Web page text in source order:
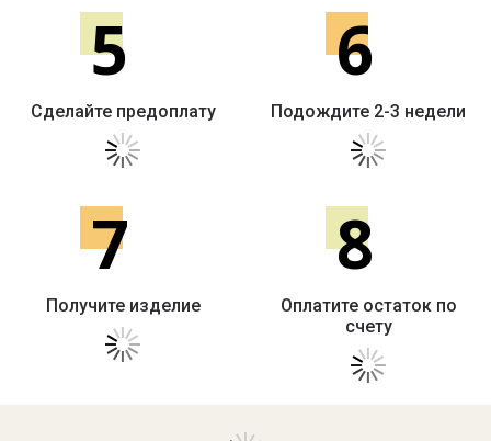
5
Сделайте предоплату
6
Подождите 2-3 недели
7
Получите изделие
8
Оплатите остаток по
счету